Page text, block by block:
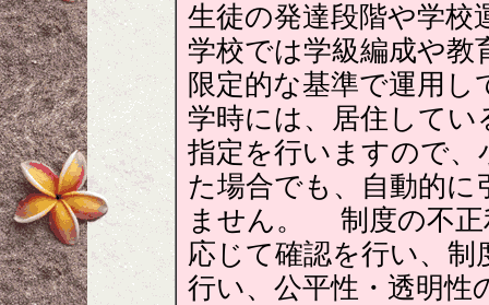
生徒の発達段階や学校
学校では学級編成や教
限定的な基準で運用
学時には、居住して
指定を行いますので、
た場合でも、自動的
ません。 制度の不正
応じて確認を行い、制
行い、公平性・透明性